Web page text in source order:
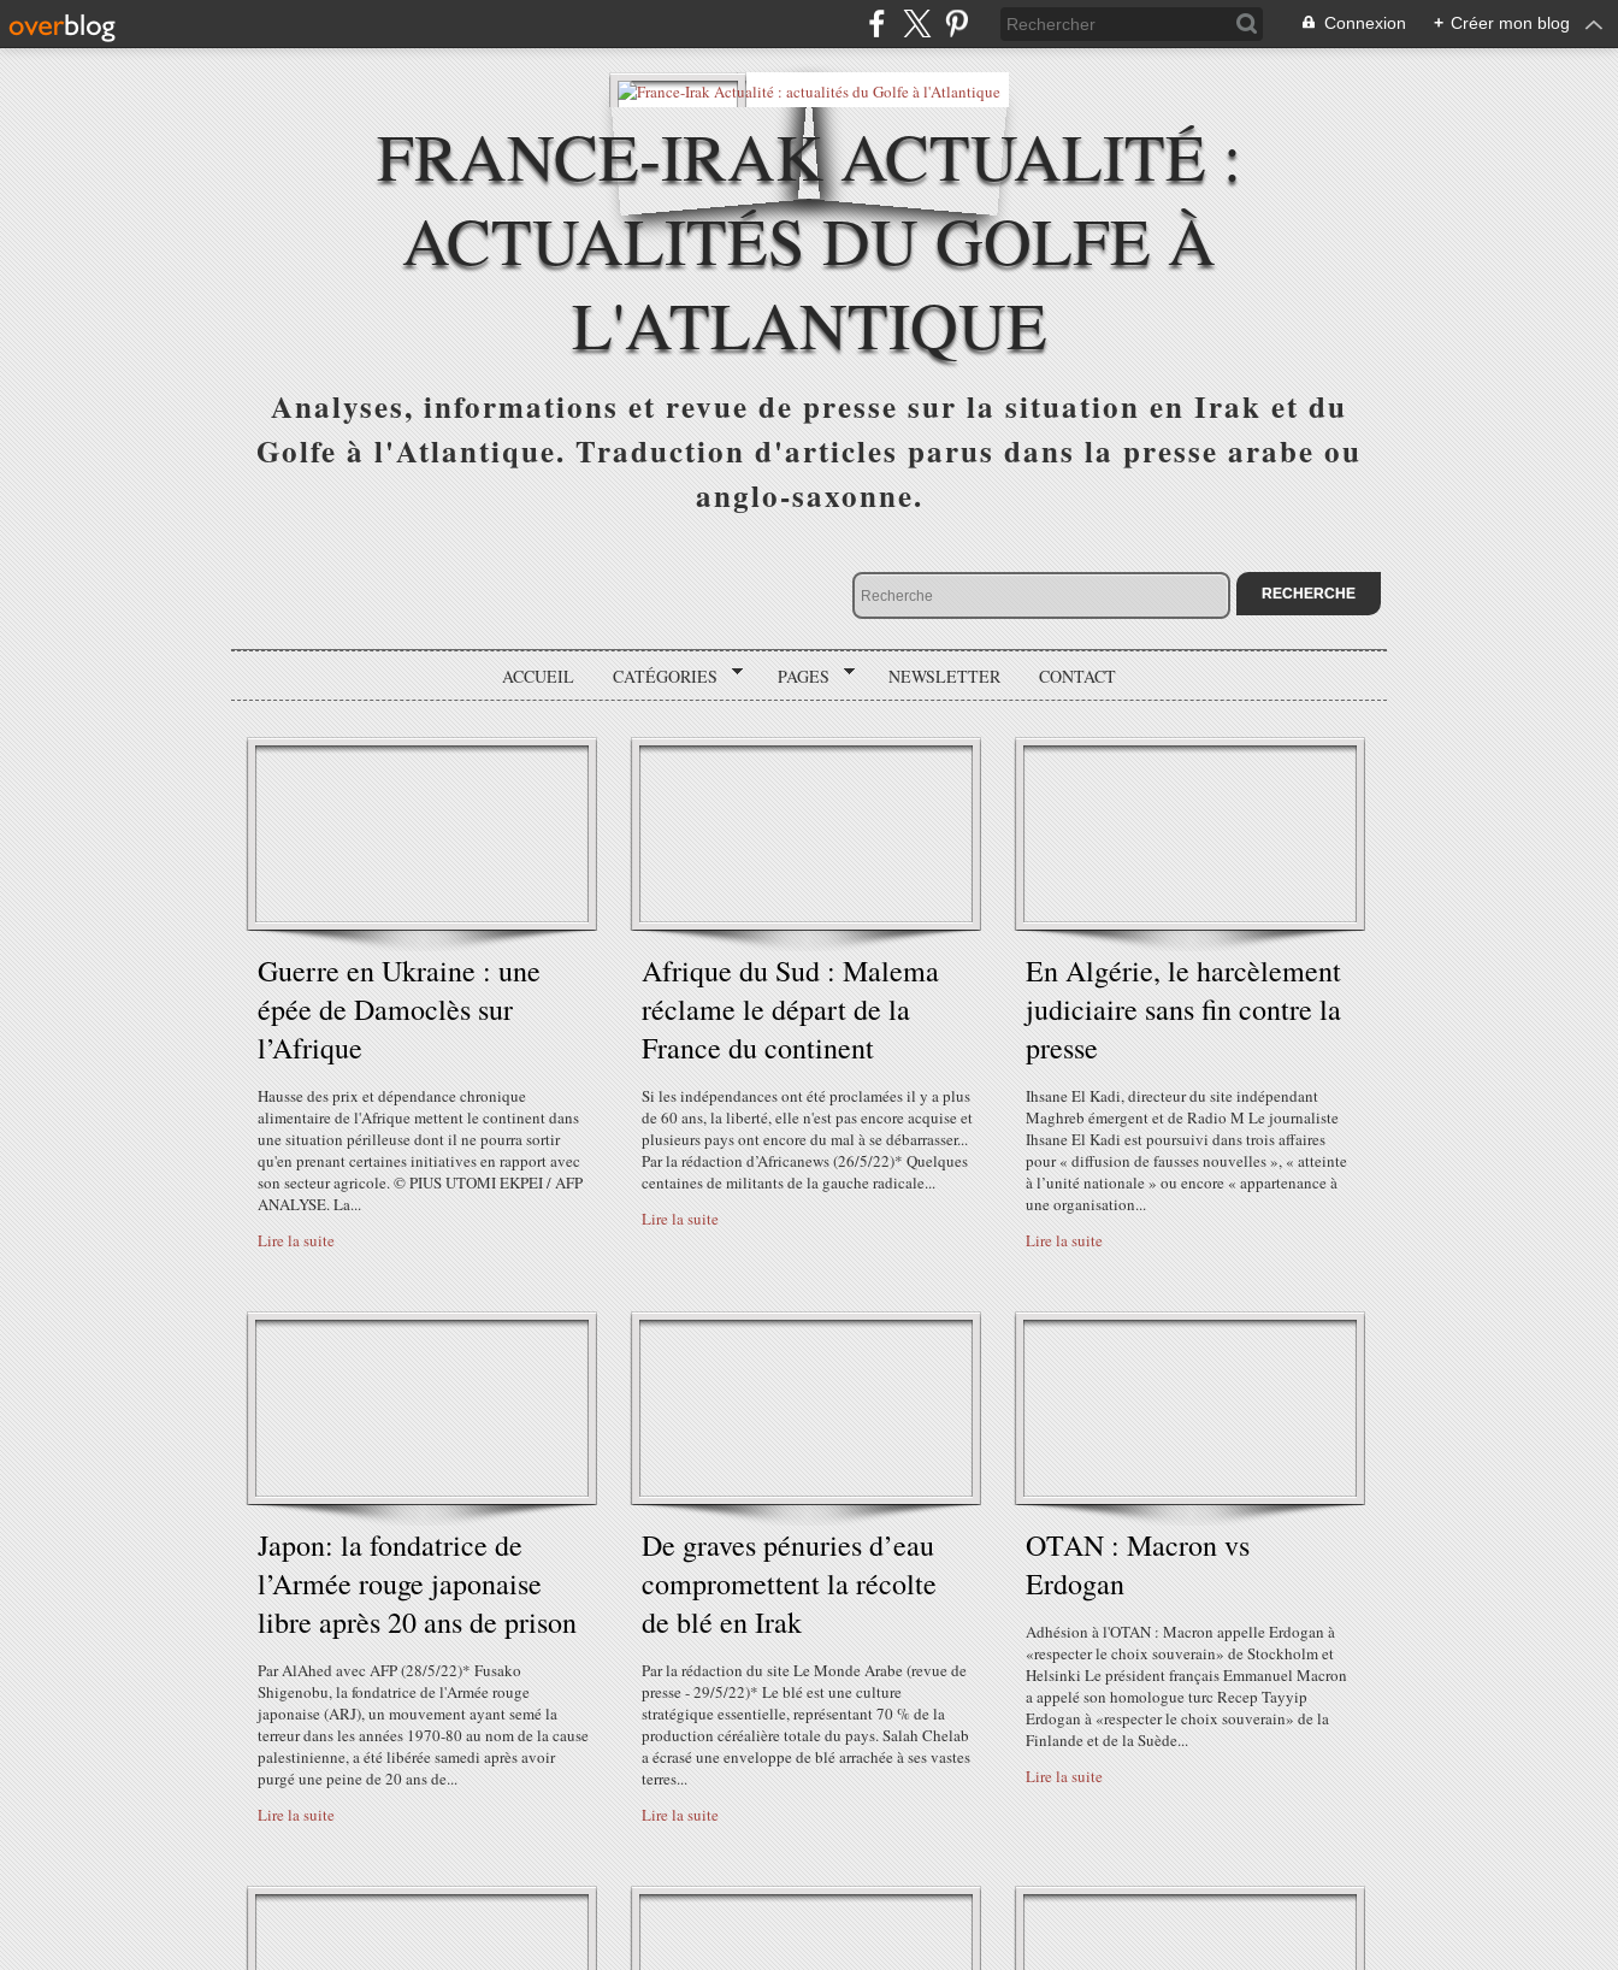
Connexion + Créer mon blog
FRANCE-IRAK ACTUALITÉ :
ACTUALITÉS DU GOLFE À
L'ATLANTIQUE
Analyses, informations et revue de presse sur la situation en Irak et du
Golfe à l'Atlantique. Traduction d'articles parus dans la presse arabe ou
anglo-saxonne.
ACCUEIL CATÉGORIES PAGES NEWSLETTER CONTACT
Guerre en Ukraine : une
épée de Damoclès sur
l’Afrique
Hausse des prix et dépendance chronique
alimentaire de l'Afrique mettent le continent dans
une situation périlleuse dont il ne pourra sortir
qu'en prenant certaines initiatives en rapport avec
son secteur agricole. © PIUS UTOMI EKPEI / AFP
ANALYSE. La...
Lire la suite
Afrique du Sud : Malema
réclame le départ de la
France du continent
Si les indépendances ont été proclamées il y a plus
de 60 ans, la liberté, elle n'est pas encore acquise et
plusieurs pays ont encore du mal à se débarrasser...
Par la rédaction d’Africanews (26/5/22)* Quelques
centaines de militants de la gauche radicale...
Lire la suite
En Algérie, le harcèlement
judiciaire sans fin contre la
presse
Ihsane El Kadi, directeur du site indépendant
Maghreb émergent et de Radio M Le journaliste
Ihsane El Kadi est poursuivi dans trois affaires
pour « diffusion de fausses nouvelles », « atteinte
à l’unité nationale » ou encore « appartenance à
une organisation...
Lire la suite
Japon: la fondatrice de
l’Armée rouge japonaise
libre après 20 ans de prison
Par AlAhed avec AFP (28/5/22)* Fusako
Shigenobu, la fondatrice de l'Armée rouge
japonaise (ARJ), un mouvement ayant semé la
terreur dans les années 1970-80 au nom de la cause
palestinienne, a été libérée samedi après avoir
purgé une peine de 20 ans de...
Lire la suite
De graves pénuries d’eau
compromettent la récolte
de blé en Irak
Par la rédaction du site Le Monde Arabe (revue de
presse - 29/5/22)* Le blé est une culture
stratégique essentielle, représentant 70 % de la
production céréalière totale du pays. Salah Chelab
a écrasé une enveloppe de blé arrachée à ses vastes
terres...
Lire la suite
OTAN : Macron vs
Erdogan
Adhésion à l'OTAN : Macron appelle Erdogan à
«respecter le choix souverain» de Stockholm et
Helsinki Le président français Emmanuel Macron
a appelé son homologue turc Recep Tayyip
Erdogan à «respecter le choix souverain» de la
Finlande et de la Suède...
Lire la suite